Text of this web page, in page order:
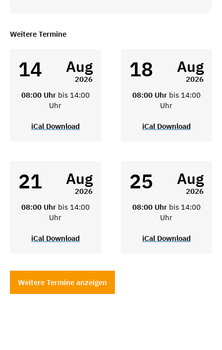
Weitere Termine
14 Aug
2026
08:00 Uhr bis 14:00
Uhr
iCal Download
18 Aug
2026
08:00 Uhr bis 14:00
Uhr
iCal Download
21 Aug
2026
08:00 Uhr bis 14:00
Uhr
iCal Download
25 Aug
2026
08:00 Uhr bis 14:00
Uhr
iCal Download
Weitere Termine anzeigen